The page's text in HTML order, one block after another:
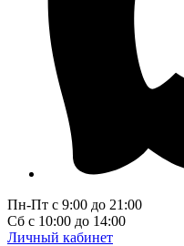
Пн-Пт с 9:00 до 21:00
Сб с 10:00 до 14:00
Личный кабинет